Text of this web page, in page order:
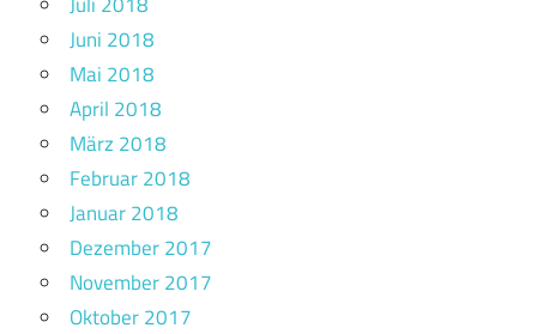
Juni 2018
Mai 2018
April 2018
März 2018
Februar 2018
Januar 2018
Dezember 2017
November 2017
Oktober 2017